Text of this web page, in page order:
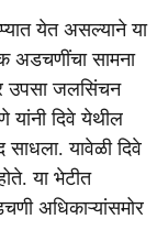
येत असल्याने या
अडचणींचा सामना
उपसा जलसिंचन
यांनी दिवे येथील
यावेळी दिवे
या भेटीत
अधिकाऱ्यांसमोर